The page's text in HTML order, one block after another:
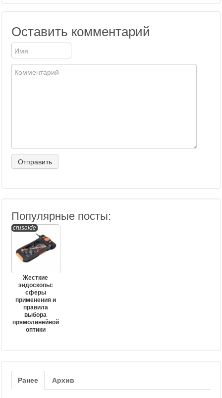
Оставить комментарий
Популярные посты:
crusalde
Жесткие
эндоскопы:
сферы
применения и
правила
выбора
прямолинейной
оптики
Ранее Архив